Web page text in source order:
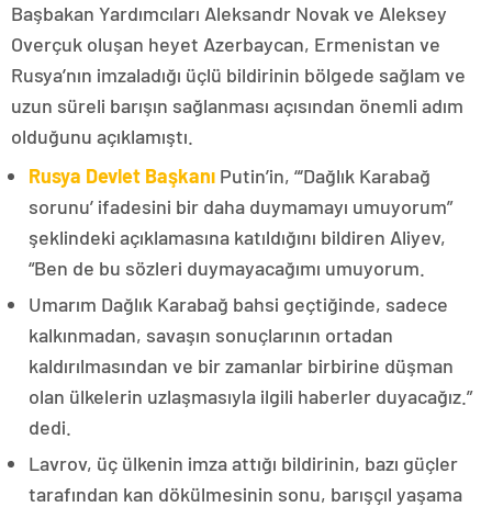
Başbakan Yardımcıları Aleksandr Novak ve Aleksey
Overçuk oluşan heyet Azerbaycan, Ermenistan ve
Rusya’nın imzaladığı üçlü bildirinin bölgede sağlam ve
uzun süreli barışın sağlanması açısından önemli adım
olduğunu açıklamıştı.
Rusya Devlet Başkanı Putin’in, “‘Dağlık Karabağ
sorunu’ ifadesini bir daha duymamayı umuyorum”
şeklindeki açıklamasına katıldığını bildiren Aliyev,
“Ben de bu sözleri duymayacağımı umuyorum.
Umarım Dağlık Karabağ bahsi geçtiğinde, sadece
kalkınmadan, savaşın sonuçlarının ortadan
kaldırılmasından ve bir zamanlar birbirine düşman
olan ülkelerin uzlaşmasıyla ilgili haberler duyacağız.”
dedi.
Lavrov, üç ülkenin imza attığı bildirinin, bazı güçler
tarafından kan dökülmesinin sonu, barışçıl yaşama